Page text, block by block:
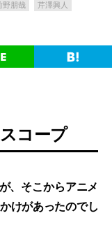
野朋哉
芹澤興人
コープ
、そこからアニメ
けがあったのでし